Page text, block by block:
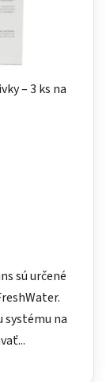
– 3 ks na
sú určené
systému na